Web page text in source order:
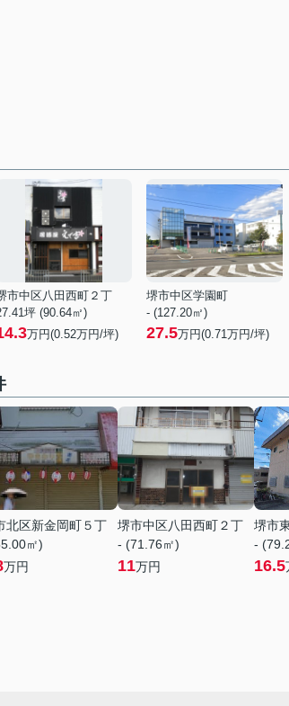
市中区八田西町２丁
坪 (90.64㎡)
万円(0.52万円/坪)
堺市中区学園町
- (127.20㎡)
27.5万円(0.71万円/坪)
北区新金岡町５丁
㎡)
万円
堺市中区八田西町２丁
- (71.76㎡)
11万円
堺市
-
16.5